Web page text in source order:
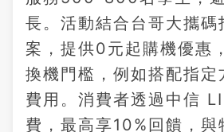
長。活動結合台哥大攜碼
案，提供0元起購機優惠
換機門檻，例如搭配指定
費用。消費者透過中信
費，最高享10%回饋，與